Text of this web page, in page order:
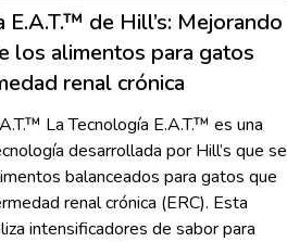
E.A.T.™ de Hill’s: Mejorando
los alimentos para gatos
renal crónica
La Tecnología E.A.T.™ es una
desarrollada por Hill’s que se
balanceados para gatos que
renal crónica (ERC). Esta
intensificadores de sabor para